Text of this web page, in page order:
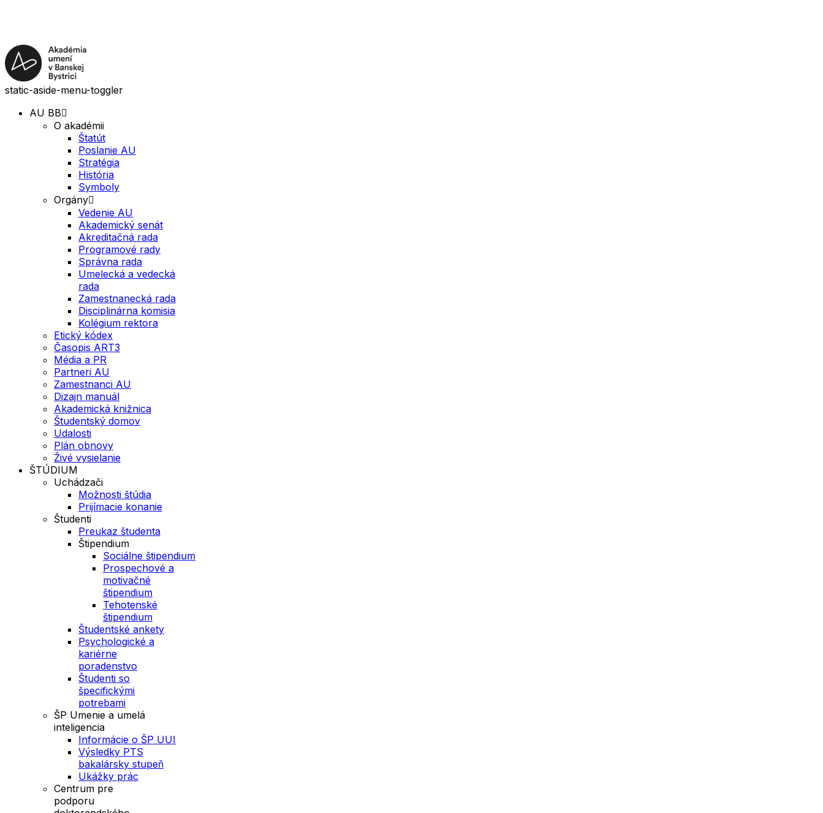
static-aside-menu-toggler
AU BB
O akadémii
Štatút
Poslanie AU
Stratégia
História
Symboly
Orgány
Vedenie AU
Akademický senát
Akreditačná rada
Programové rady
Správna rada
Umelecká a vedecká
rada
Zamestnanecká rada
Disciplinárna komisia
Kolégium rektora
Etický kódex
Časopis ART3
Média a PR
Partneri AU
Zamestnanci AU
Dizajn manuál
Akademická knižnica
Študentský domov
Udalosti
Plán obnovy
Živé vysielanie
ŠTÚDIUM
Uchádzači
Možnosti štúdia
Prijímacie konanie
Študenti
Preukaz študenta
Štipendium
Sociálne štipendium
Prospechové a
motivačné
štipendium
Tehotenské
štipendium
Študentské ankety
Psychologické a
kariérne
poradenstvo
Študenti so
špecifickými
potrebami
ŠP Umenie a umelá
inteligencia
Informácie o ŠP UUI
Výsledky PTS
bakalársky stupeň
Ukážky prác
Centrum pre
podporu